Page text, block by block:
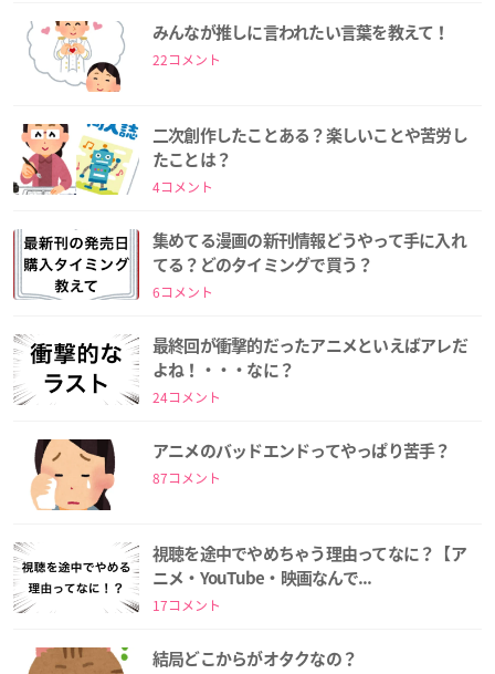
みんなが推しに言われたい言葉を教えて！
22コメント
二次創作したことある？楽しいことや苦労し
たことは？
4コメント
集めてる漫画の新刊情報どうやって手に入れ
てる？どのタイミングで買う？
6コメント
最終回が衝撃的だったアニメといえばアレだ
よね！・・・なに？
24コメント
アニメのバッドエンドってやっぱり苦手？
87コメント
視聴を途中でやめちゃう理由ってなに？【ア
ニメ・YouTube・映画なんで...
17コメント
結局どこからがオタクなの？